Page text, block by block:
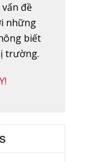
đề
những
biết
trường.